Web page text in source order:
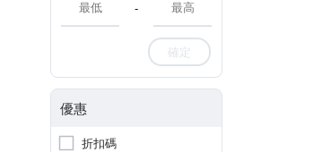
-
確定
優惠
折扣碼